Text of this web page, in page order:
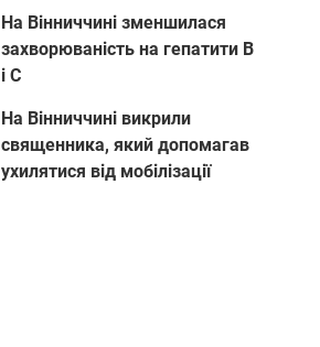
На Вінниччині зменшилася
захворюваність на гепатити В
і С
На Вінниччині викрили
священника, який допомагав
ухилятися від мобілізації